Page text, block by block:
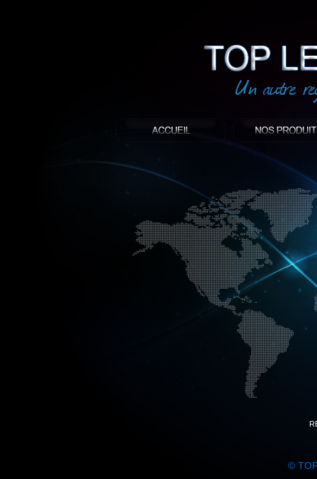
©
: Top led world
Produit décoratif led
Objet publicitaire led
éclairage blanc led
Enseigne publicitaire
Fabriquant et distributeur français
gamme à base de LED.
led, Topledworld, top led world, top
économie énergie, edf, lumière,